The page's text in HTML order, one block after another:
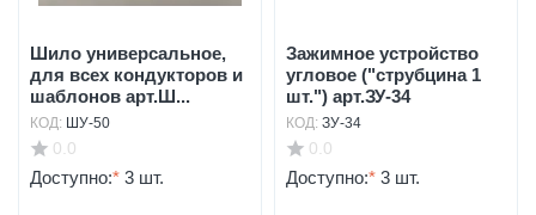
Шило универсальное,
для всех кондукторов и
шаблонов арт.Ш...
КОД: ШУ-50
0.0
Доступно:* 3 шт.
Зажимное устройство
угловое ("струбцина 1
шт.") арт.ЗУ-34
КОД: ЗУ-34
0.0
Доступно:* 3 шт.